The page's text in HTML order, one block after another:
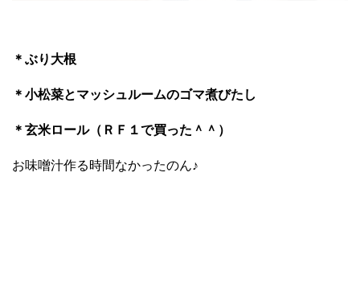
＊ぶり大根
＊小松菜とマッシュルームのゴマ煮びたし
＊玄米ロール（ＲＦ１で買った＾＾）
お味噌汁作る時間なかったのん♪